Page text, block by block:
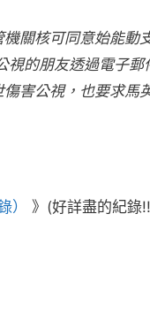
關核可同意始能動
的朋友透過電子
害公視，也要求馬
） 》(好詳盡的紀錄